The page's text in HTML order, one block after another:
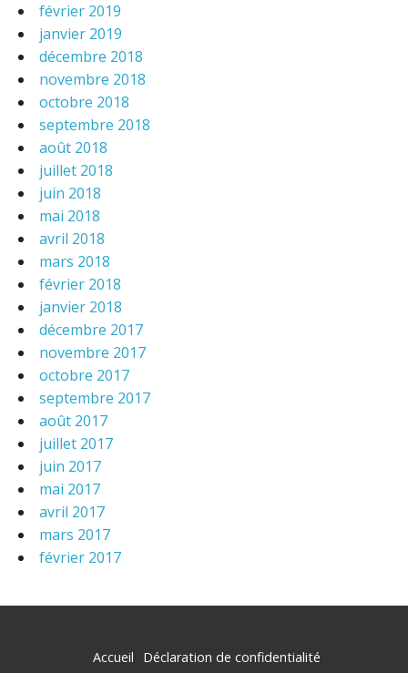
février 2019
janvier 2019
décembre 2018
novembre 2018
octobre 2018
septembre 2018
août 2018
juillet 2018
juin 2018
mai 2018
avril 2018
mars 2018
février 2018
janvier 2018
décembre 2017
novembre 2017
octobre 2017
septembre 2017
août 2017
juillet 2017
juin 2017
mai 2017
avril 2017
mars 2017
février 2017
Accueil Déclaration de confidentialité